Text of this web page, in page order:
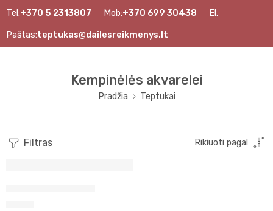
Tel:+370 5 2313807 Mob:+370 699 30438 El.
Paštas:teptukas@dailesreikmenys.lt
Kempinėlės akvarelei
Pradžia Teptukai
Filtras Rikiuoti pagal